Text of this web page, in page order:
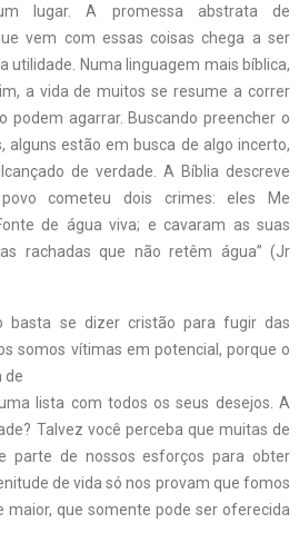
lugar. A promessa abstrata de
vem com essas coisas chega a ser
utilidade. Numa linguagem mais bíblica,
a vida de muitos se resume a correr
podem agarrar. Buscando preencher o
alguns estão em busca de algo incerto,
de verdade. A Bíblia descreve
cometeu dois crimes: eles Me
de água viva; e cavaram as suas
rachadas que não retêm água” (Jr
basta se dizer cristão para fugir das
somos vítimas em potencial, porque o
de
lista com todos os seus desejos. A
Talvez você perceba que muitas de
parte de nossos esforços para obter
de vida só nos provam que fomos
maior, que somente pode ser oferecida